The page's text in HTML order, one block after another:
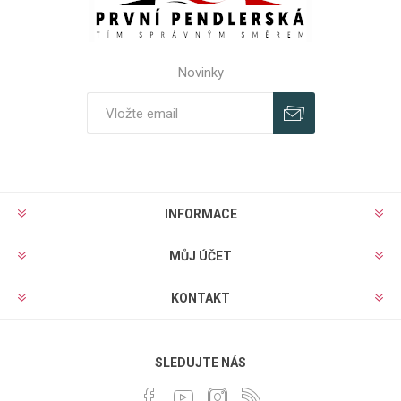
Novinky
INFORMACE
MŮJ ÚČET
KONTAKT
SLEDUJTE NÁS